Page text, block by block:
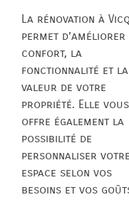
La rénovation à
permet d’améliorer
confort, la
fonctionnalité et la
valeur de votre
propriété. Elle vous
offre également la
possibilité de
personnaliser votre
espace selon vos
besoins et vos